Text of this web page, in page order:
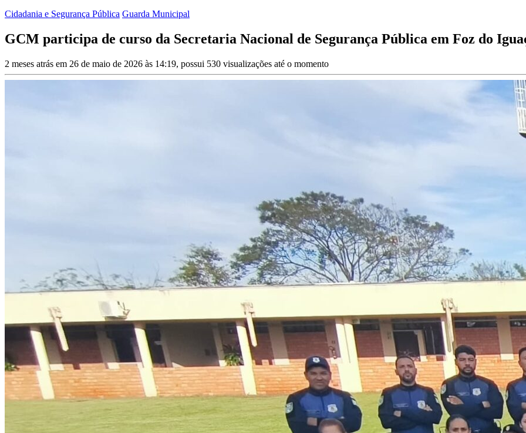
Cidadania e Segurança Pública Guarda Municipal
GCM participa de curso da Secretaria Nacional de Segurança Pública em Foz do
2 meses atrás em 26 de maio de 2026 às 14:19, possui 530 visualizações até o momento